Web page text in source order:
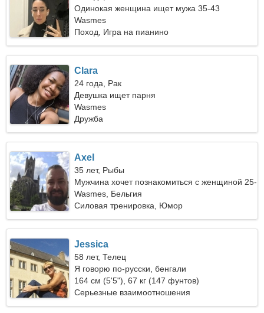
Одинокая женщина ищет мужа 35-43
Wasmes
Поход, Игра на пианино
Clara
24 года, Рак
Девушка ищет парня
Wasmes
Дружба
Axel
35 лет, Рыбы
Мужчина хочет познакомиться с женщиной 25-
31
Wasmes, Бельгия
Силовая тренировка, Юмор
Jessica
58 лет, Телец
Я говорю по-русски, бенгали
164 см (5'5"), 67 кг (147 фунтов)
Серьезные взаимоотношения